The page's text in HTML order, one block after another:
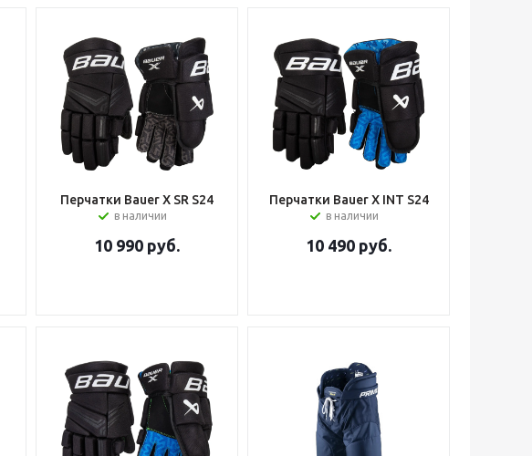
Перчатки Bauer X SR S24
в наличии
10 990 руб.
Перчатки Bauer X INT S24
в наличии
10 490 руб.